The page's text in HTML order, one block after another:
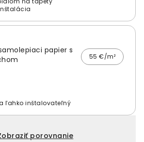
papier s
55 €/m²
ľahko inštalovateľný
porovnanie